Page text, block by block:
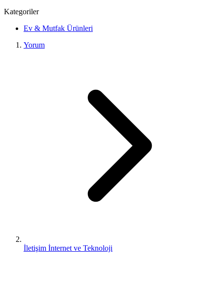
Kategoriler
Ev & Mutfak Ürünleri
Yorum
İletişim İnternet ve Teknoloji